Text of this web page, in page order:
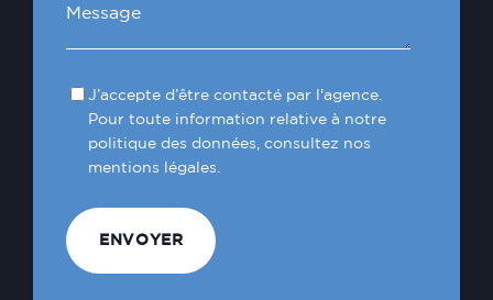
J’accepte d’être contacté par l'agence.
Pour toute information relative à notre
politique des données, consultez nos
mentions légales.